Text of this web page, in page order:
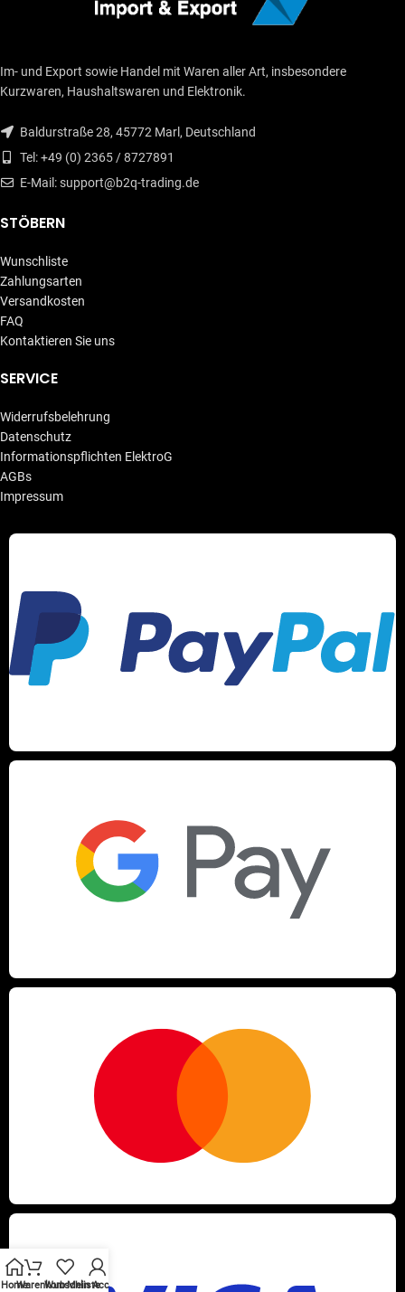
Im- und Export sowie Handel mit Waren aller Art, insbesondere
Kurzwaren, Haushaltswaren und Elektronik.
Baldurstraße 28, 45772 Marl, Deutschland
Tel: +49 (0) 2365 / 8727891
E-Mail: support@b2q-trading.de
STÖBERN
Wunschliste
Zahlungsarten
Versandkosten
FAQ
Kontaktieren Sie uns
SERVICE
Widerrufsbelehrung
Datenschutz
Informationspflichten ElektroG
AGBs
Impressum
HomeWarenkorbWunschliste
Mein Account